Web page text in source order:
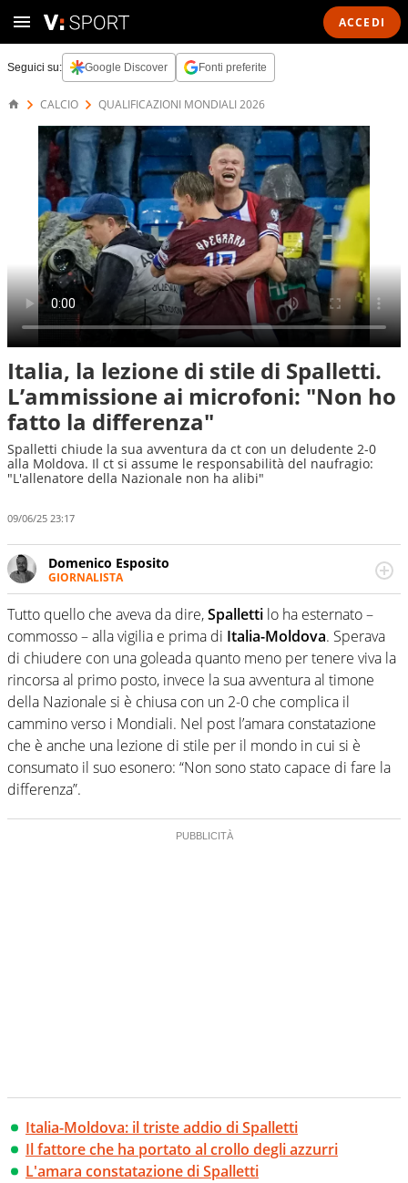
ACCEDI
Seguici su: Google Discover Fonti preferite
CALCIO QUALIFICAZIONI MONDIALI 2026
Italia, la lezione di stile di Spalletti.
L’ammissione ai microfoni: "Non ho
fatto la differenza"
Spalletti chiude la sua avventura da ct con un deludente 2-0
alla Moldova. Il ct si assume le responsabilità del naufragio:
"L'allenatore della Nazionale non ha alibi"
09/06/25 23:17
Domenico Esposito
GIORNALISTA
Da vent’anni in campo e sul campo per vivere ogni evento
in tutte le sue sfaccettature. Passione smisurata per il
calcio e per la sfera di cuoio. Il pallone è una cosa
serissima, guai a dirgli di no
Tutto quello che aveva da dire,Spalletti lo ha esternato –
commosso – alla vigilia e prima di Italia-Moldova. Sperava
di chiudere con una goleada quanto meno per tenere viva la
rincorsa al primo posto, invece la sua avventura al timone
della Nazionale si è chiusa con un 2-0 che complica il
cammino verso i Mondiali. Nel post l’amara constatazione
che è anche una lezione di stile per il mondo in cui si è
consumato il suo esonero: “Non sono stato capace di fare la
differenza”.
Italia-Moldova: il triste addio di Spalletti
Il fattore che ha portato al crollo degli azzurri
L'amara constatazione di Spalletti